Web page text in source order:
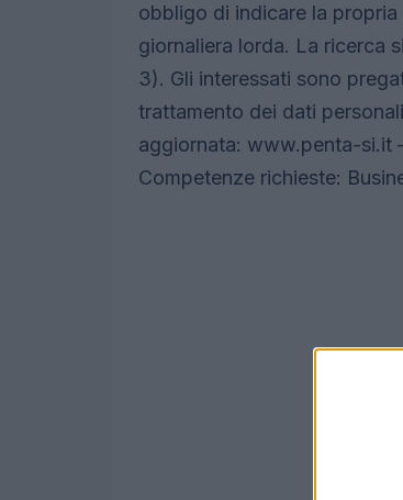
obbligo di indicare la
giornaliera lorda. La ricerca
3). Gli interessati sono
trattamento dei dati
aggiornata: www.penta-si.it
Competenze richieste: